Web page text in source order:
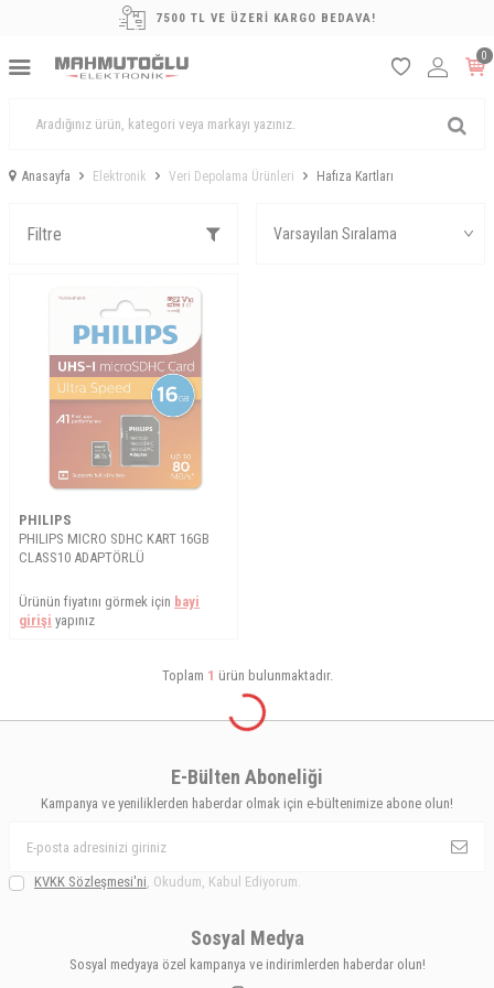
7500 TL VE ÜZERİ KARGO BEDAVA!
0
Anasayfa Elektronik Veri Depolama Ürünleri Hafıza Kartları
Filtre
PHILIPS
PHILIPS MICRO SDHC KART 16GB
CLASS10 ADAPTÖRLÜ
Ürünün fiyatını görmek için bayi
girişi yapınız
Toplam 1 ürün bulunmaktadır.
E-Bülten Aboneliği
Kampanya ve yeniliklerden haberdar olmak için e-bültenimize abone olun!
KVKK Sözleşmesi'ni, Okudum, Kabul Ediyorum.
Sosyal Medya
Sosyal medyaya özel kampanya ve indirimlerden haberdar olun!